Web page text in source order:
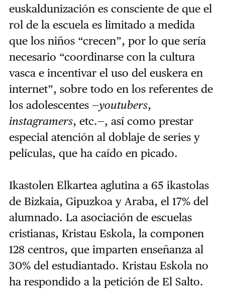
euskaldunización es consciente de que el
rol de la escuela es limitado a medida
que los niños “crecen”, por lo que sería
necesario “coordinarse con la cultura
vasca e incentivar el uso del euskera en
internet”, sobre todo en los referentes de
los adolescentes —youtubers,
instagramers, etc.—, así como prestar
especial atención al doblaje de series y
películas, que ha caído en picado.
Ikastolen Elkartea aglutina a 65 ikastolas
de Bizkaia, Gipuzkoa y Araba, el 17% del
alumnado. La asociación de escuelas
cristianas, Kristau Eskola, la componen
128 centros, que imparten enseñanza al
30% del estudiantado. Kristau Eskola no
ha respondido a la petición de El Salto.